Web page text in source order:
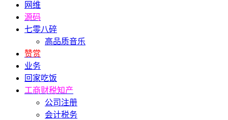
网维
源码
七零八碎
高品质音乐
赞赏
业务
回家吃饭
工商财税知产
公司注册
会计税务